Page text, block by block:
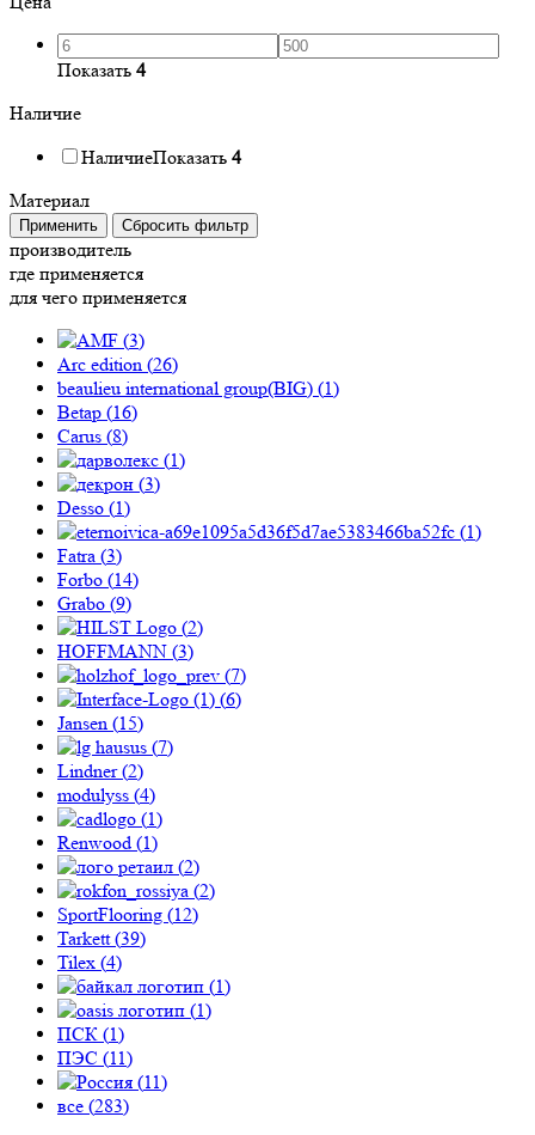
Показать 4
Наличие
НаличиеПоказать 4
Материал
Применить Сбросить фильтр
производитель
где применяется
для чего применяется
(3)
Arc edition (26)
beaulieu international group(BIG) (1)
Betap (16)
Carus (8)
(1)
(3)
Desso (1)
(1)
Fatra (3)
Forbo (14)
Grabo (9)
(2)
HOFFMANN (3)
(7)
(6)
Jansen (15)
(7)
Lindner (2)
modulyss (4)
(1)
Renwood (1)
(2)
(2)
SportFlooring (12)
Tarkett (39)
Tilex (4)
(1)
(1)
ПСК (1)
ПЭС (11)
(11)
все (283)